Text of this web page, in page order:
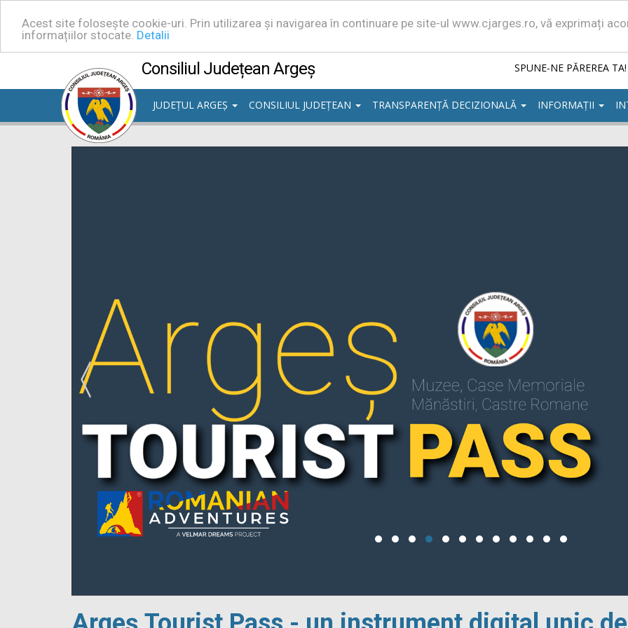
Acest site folosește cookie-uri. Prin utilizarea și navigarea în continuare pe site-ul www.cjarges.ro, vă exprimați
informațiilor stocate. Detalii
Consiliul Județean Argeș SPUNE-NE PĂREREA TA!
JUDEȚUL ARGEȘ
CONSILIUL JUDEȚEAN TRANSPARENȚĂ DECIZIONALĂ INFORMAȚII